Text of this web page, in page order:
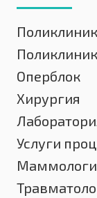
Оперблок
Хирургия
Услуги